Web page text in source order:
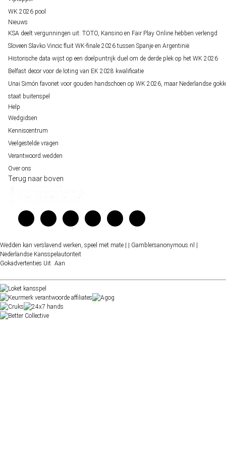
WK 2026 pool
Nieuws
KSA deelt vergunningen uit: TOTO, Kansino en Fair Play Online hebben verlengd
Sloveen Slavko Vincic fluit WK-finale 2026 tussen Spanje en Argentinië
Historische data wijst op een doelpuntrijk duel om de derde plek op het WK 2026
Belfast decor voor de loting van EK 2028 kwalificatie
Unai Simón favoriet voor gouden handschoen op WK 2026, maar Nederlandse
staat buitenspel
Help
Wedgidsen
Kenniscentrum
Veelgestelde vragen
Verantwoord wedden
Over ons
Terug naar boven
Wedden kan verslavend werken, speel met mate | | Gamblersanonymous.nl
Nederlandse Kansspelautoriteit
Gokadvertenties Uit Aan